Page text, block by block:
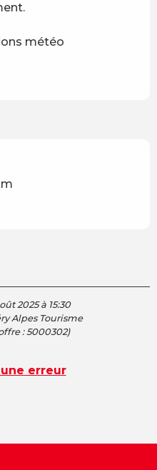
météo
2025 à 15:30
Alpes Tourisme
:5000302)
erreur